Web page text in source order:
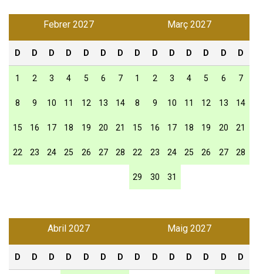
Febrer 2027
D D D D D D D
1 2 3 4 5 6 7
8 9 10 11 12 13 14
15 16 17 18 19 20 21
22 23 24 25 26 27 28
Març 2027
D D D D D D D
1 2 3 4 5 6 7
8 9 10 11 12 13 14
15 16 17 18 19 20 21
22 23 24 25 26 27 28
29 30 31
Abril 2027
D D D D D D D
Maig 2027
D D D D D D D